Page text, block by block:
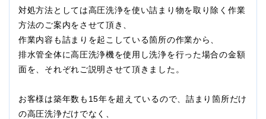
対処方法としては高圧洗浄を使い詰まり物を取り除く作業
方法のご案内をさせて頂き、
作業内容も詰まりを起こしている箇所の作業から、
排水管全体に高圧洗浄機を使用し洗浄を行った場合の金額
面を、それぞれご説明させて頂きました。
お客様は築年数も15年を超えているので、詰まり箇所だけ
の高圧洗浄だけでなく、